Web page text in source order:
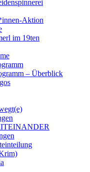
Aktion
im 19ten
– Überblick